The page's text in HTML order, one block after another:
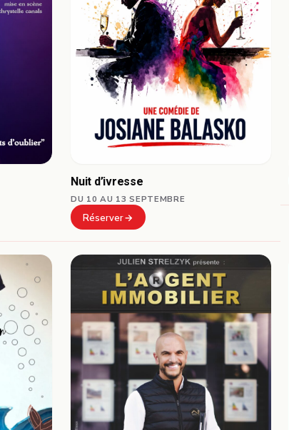
Nuit d’ivresse
DU 10 AU 13 SEPTEMBRE
Réserver